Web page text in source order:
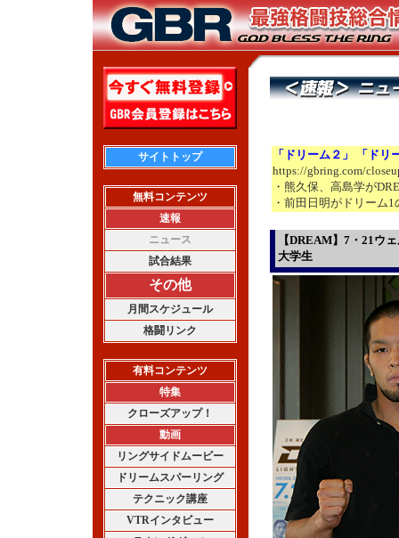
サイトトップ
無料コンテンツ
速報
ニュース
試合結果
その他
月間スケジュール
格闘リンク
有料コンテンツ
特集
クローズアップ！
動画
リングサイドムービー
ドリームスパーリング
テクニック講座
VTRインタビュー
「ドリーム２」 「ドリ
https://gbring.com/
・熊久保、高島学が
・前田日明がドリーム
【DREAM】7・21ウ
大学生